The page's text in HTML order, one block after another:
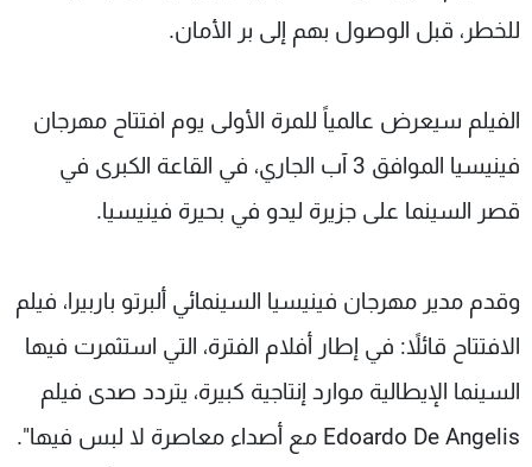
للخطر، قبل الوصول بهم إلى بر الأمان.
الفيلم سيعرض عالمياً للمرة الأولى يوم افتتاح مهرجان
فينيسيا الموافق 3 آب الجاري، في القاعة الكبرى في
قصر السينما على جزيرة ليدو في بحيرة فينيسيا.
وقدم مدير مهرجان فينيسيا السينمائي ألبرتو باربيرا، فيلم
الافتتاح قائلاً: في إطار أفلام الفترة، التي استثمرت فيها
السينما الإيطالية موارد إنتاجية كبيرة، يتردد صدى فيلم
Edoardo De Angelis مع أصداء معاصرة لا لبس فيها".